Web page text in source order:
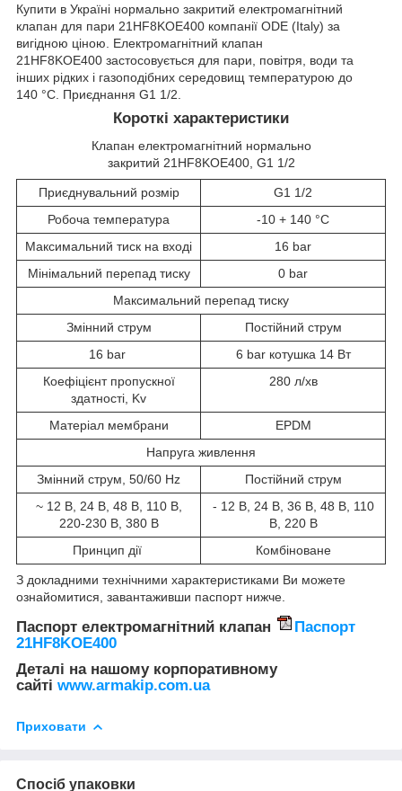
Купити в Україні нормально закритий електромагнітний
клапан для пари 21HF8KOE400 компанії ODE (Italy) за
вигідною ціною. Електромагнітний клапан
21HF8KOE400 застосовується для пари, повітря, води та
інших рідких і газоподібних середовищ температурою до
140 °C. Приєднання G1 1/2.
Короткі характеристики
Клапан електромагнітний нормально
закритий 21HF8KOE400, G1 1/2
Приєднувальний розмір
G1 1/2
Робоча температура
-10 + 140 °C
Максимальний тиск на вході
16 bar
Мінімальний перепад тиску
0 bar
Максимальний перепад тиску
Змінний струм
Постійний струм
16 bar
6 bar котушка 14 Вт
Коефіцієнт пропускної
здатності, Kv
280 л/хв
Матеріал мембрани
EPDM
Напруга живлення
Змінний струм, 50/60 Hz
Постійний струм
~ 12 В, 24 В, 48 В, 110 В,
220-230 В, 380 В
- 12 В, 24 В, 36 В, 48 В, 110
В, 220 В
Принцип дії
Комбіноване
З докладними технічними характеристиками Ви можете
ознайомитися, завантаживши паспорт нижче.
Паспорт електромагнітний клапан
Паспорт
21HF8KOE400
Деталі на нашому корпоративному
сайті www.armakip.com.ua
Приховати
Спосіб упаковки